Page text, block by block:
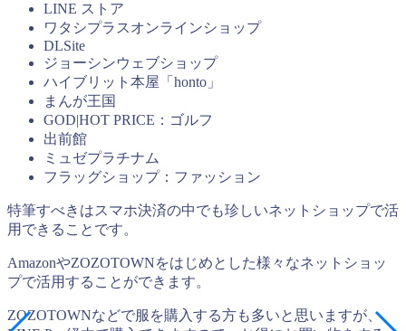
LINE ストア
ワタシプラスオンラインショップ
DLSite
ジョーシンウェブショップ
ハイブリット本屋「honto」
まんが王国
GOD|HOT PRICE：ゴルフ
出前館
ミュゼプラチナム
フラッグショップ：ファッション
特筆すべきはスマホ決済の中でも珍しいネットショップで活
用できることです。
AmazonやZOZOTOWNをはじめとした様々なネットショッ
プで活用することができます。
ZOZOTOWNなどで服を購入する方も多いと思いますが、